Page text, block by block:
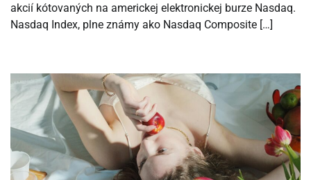
akcií kótovaných na americkej elektronickej burze Nasdaq.
Nasdaq Index, plne známy ako Nasdaq Composite […]